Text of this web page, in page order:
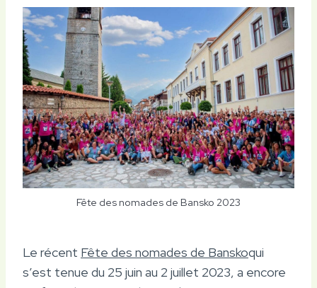
Fête des nomades de Bansko 2023
Le récent Fête des nomades de Banskoqui
s’est tenue du 25 juin au 2 juillet 2023, a encore